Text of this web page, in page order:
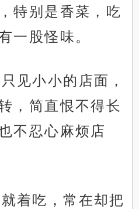
特别是香菜，吃
一股怪味。
见小小的店面，
，简直恨不得长
不忍心麻烦店
着吃，常在却把